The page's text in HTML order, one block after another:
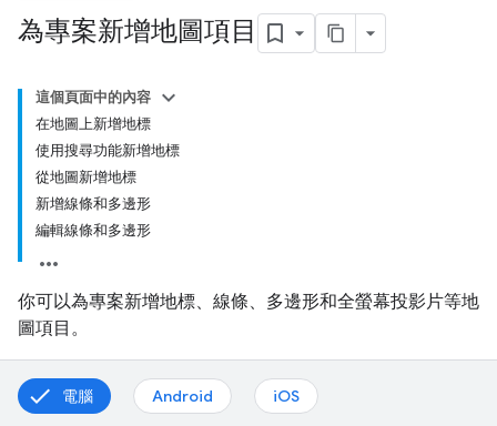
為專案新增地圖項目
這個頁面中的內容
在地圖上新增地標
使用搜尋功能新增地標
從地圖新增地標
新增線條和多邊形
編輯線條和多邊形
你可以為專案新增地標、線條、多邊形和全螢幕投影片等地
圖項目。
電腦 Android iOS